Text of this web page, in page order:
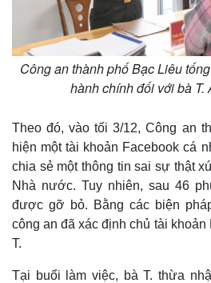
Quan sát
Cuộc sống đó đây
Hồ sơ
Ảnh
E-
Công an thành phố Bạc Liêu
hành chính đối với bà T.
Theo đó, vào tối 3/12, Công an
hiện một tài khoản Facebook cá
chia sẻ một thông tin sai sự thật
Nhà nước. Tuy nhiên, sau 46
được gỡ bỏ. Bằng các biện
công an đã xác định chủ tài khoản
T.
Tại buổi làm việc, bà T. thừa